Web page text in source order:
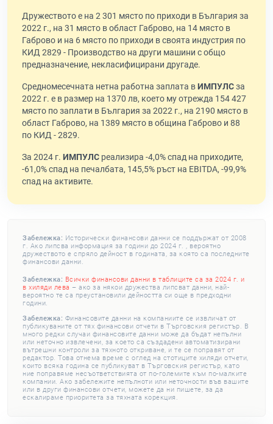
Дружеството е на 2 301 място по приходи в България за
2022 г., на 31 място в област Габрово, на 14 място в
Габрово и на 6 място по приходи в своята индустрия по
КИД 2829 - Производство на други машини с общо
предназначение, некласифицирани другаде.
Средномесечната нетна работна заплата вИМПУЛСза
2022 г. е в размер на 1370 лв, което му отрежда 154 427
място по заплати в България за 2022 г., на 2190 място в
област Габрово, на 1389 място в община Габрово и 88
по КИД - 2829.
За 2024 г. ИМПУЛС реализира -4,0% спад на приходите,
-61,0% спад на печалбата, 145,5% ръст на EBITDA, -99,9%
спад на активите.
Забележка: Исторически финансови данни се поддържат от 2008
г. Ако липсва информация за години до 2024 г. , вероятно
дружеството е спряло дейност в годината, за която са последните
финансови данни.
Забележка: Всички финансови данни в таблиците са за 2024 г. и
в хиляди лева – ако за някои дружества липсват данни, най-
вероятно те са преустановили дейността си още в предходни
години.
Забележка: Финансовите данни на компаниите се извличат от
публикуваните от тях финансови отчети в Търговския регистър. В
много редки случаи финансовите данни може да бъдат непълни
или неточно извлечени, за което са създадени автоматизирани
вътрешни контроли за тяхното откриване, и те се поправят от
редактор. Това отнема време с оглед на стотиците хиляди отчети,
които всяка година се публикуват в Търговския регистър, като
ние поправяме несъответствията от по-големите към по-малките
компании. Ако забележите непълноти или неточности във вашите
или в други финансови отчети, можете да ни пишете, за да
ескалираме приоритета за тяхната корекция.